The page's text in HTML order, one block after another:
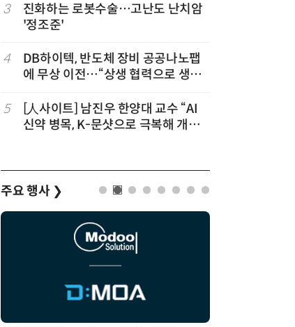
3
진화하는 로봇수술…고난도 난치암
'정조준'
4
DB하이텍, 반도체 장비 공공나노팹
에 무상 이전…“상생 협력으로 생태
5
[人사이트] 남진우 한양대 교수 “AI
신약 병목, K-문샷으로 극복해 개발
주요 행사 ❯